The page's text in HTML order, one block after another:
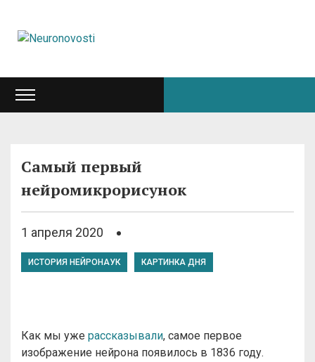
Самый первый
нейромикрорисунок
1 апреля 2020
ИСТОРИЯ НЕЙРОНАУК КАРТИНКА ДНЯ
Как мы уже рассказывали, самое первое
изображение нейрона появилось в 1836 году.